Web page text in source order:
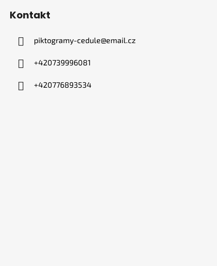
Kontakt
piktogramy-cedule@email.cz
+420739996081
+420776893534